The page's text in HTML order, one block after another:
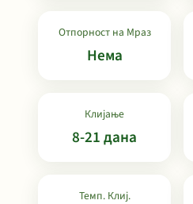
Отпорност на Мраз
Нема
Клијање
8-21 дана
Темп. Клиј.